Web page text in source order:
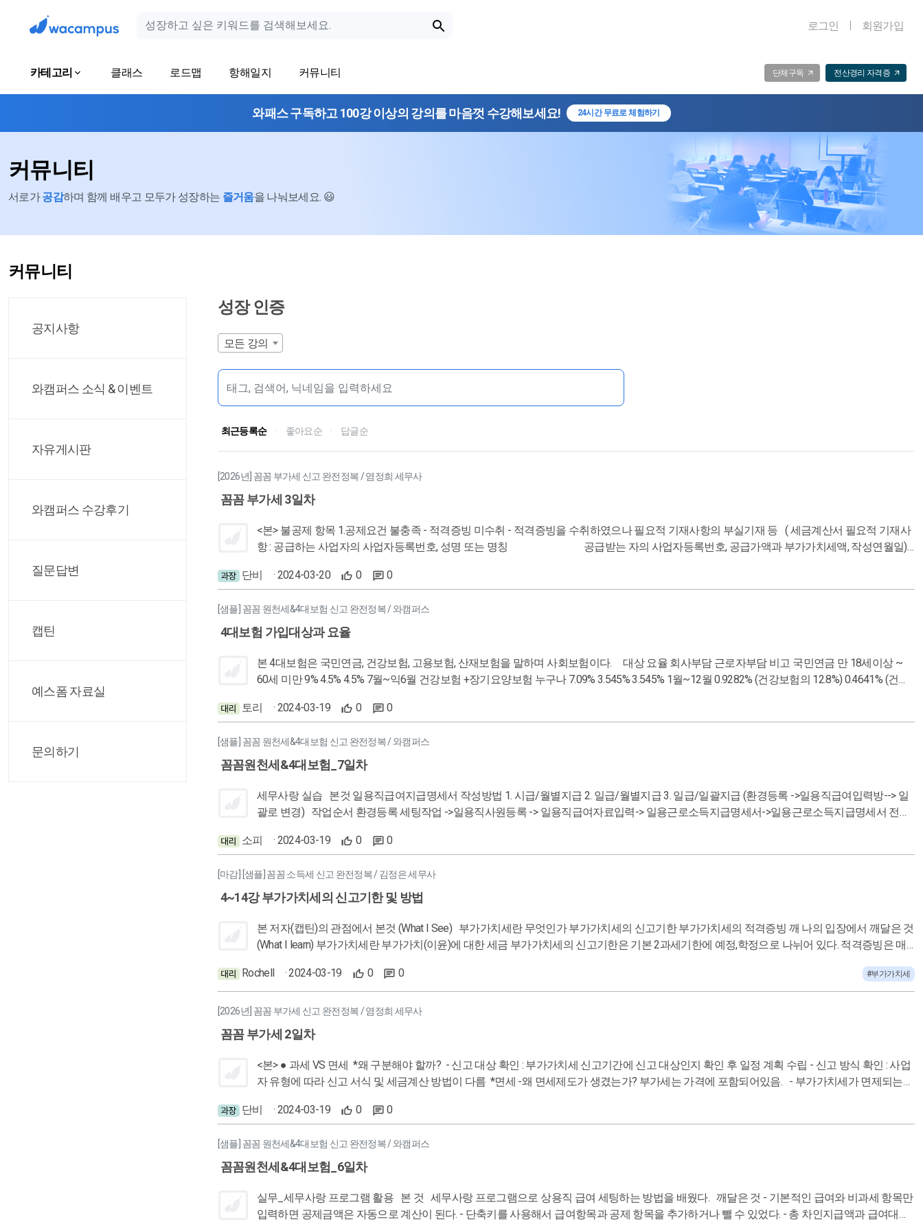
로그인 회원가입
카테고리 클래스 로드맵 항해일지 커뮤니티 단체구독 전산경리 자격증
와패스 구독하고 100강 이상의 강의를 마음껏 수강해보세요! 24시간 무료로 체험하기
커뮤니티
서로가공감하며 함께 배우고 모두가 성장하는 즐거움을 나눠보세요. 😃
커뮤니티
공지사항
와캠퍼스 소식 & 이벤트
자유게시판
와캠퍼스 수강후기
질문답변
캡틴
예스폼 자료실
문의하기
성장 인증
모든 강의
최근등록순 · 좋아요순 · 답글순
[2026년] 꼼꼼 부가세 신고 완전정복 / 염정희 세무사
꼼꼼 부가세 3일차
<본> 불공제 항목 1.공제요건 불충족 - 적격증빙 미수취 - 적격증빙을 수취하였으나 필요적 기재사항의 부실기재 등 ( 세금계산서 필요적 기재사
항 : 공급하는 사업자의 사업자등록번호, 성명 또는 명칭 공급받는 자의 사업자등록번호, 공급가액과 부가가치세액, 작성연월일)
차 : 배기량 2천CC초과 승용차 : 배기량 2천CC이하이면서 정원 8명 이하의 자동차 : 이륜자동차 총배기량 125CC 초과 : 전기 또는 수소 승용자동차
차임대업 운전학원업 등에 직접 영업하는건 공제 가능) - 접대비 및 이와 유사한 비용의 지출에 관련된 매입세액 - 토지에 관련된 매입세액 : 토지
자체가 면세이기때문에 토지와 관련된 부분도 모두 불공제 - 면세사업 등 관련된 매입세액 : 과세+면세 같이 하는 사업장. 겸업사업자에게 면세매
상대방 사업자 유형에 따른 불공제 : 간이과세자(4,800만원 미만) : 면세 : 해외 사업자 <깨,적> 공제받을 수 있는 자동차 기준 - 1000CC이하의 경
차, 1000CC이상이면서 9인상 이상의 자동차 125cc 이하의 이륜차 불공제 요건을 정확히 파악하고 구분할 줄 알아야 한다!
단비 · 2024-03-20 0 0
[샘플] 꼼꼼 원천세&4대보험 신고 완전정복 / 와캠퍼스
4대보험 가입대상과 요율
본 4대보험은 국민연금, 건강보험, 고용보험, 산재보험을 말하며 사회보험이다. 대상 요율 회사부담 근로자부담 비고 국민연금 만 18세이상 ~
60세 미만 9% 4.5% 4.5% 7월~익6월 건강보험 +장기요양보험 누구나 7.09% 3.545% 3.545% 1월~12월 0.9282% (건강보험의 12.8%) 0.4641% (건강
100% X 깨 4대보험은 모두 도입 취지가 달라서 각 공단에서 운영하는 지침과 기준 또한 다르다. 복잡한 것을 고객에게 쉽고 편하게 보이도록 만
매월 우편발송하면 사장님들께서 원하는 정보와 참고할 정보를 구분해서 습득할 수 있겠다.
토리 · 2024-03-19 0 0
[샘플] 꼼꼼 원천세&4대보험 신고 완전정복 / 와캠퍼스
꼼꼼원천세&4대보험_7일차
세무사랑 실습 본것 일용직급여지급명세서 작성방법 1. 시급/월별지급 2. 일급/월별지급 3. 일급/일괄지급 (환경등록 ->일용직급여입력방--> 일
괄로 변경) 작업순서 환경등록 세팅작업 ->일용직사원등록 -> 일용직급여자료입력-> 일용근로소득지급명세서->일용근로소득지급명세서 전자
는 소득세가 나올 수 있다는 것을 사전에 인지하고 있어야 겠다. 적용할것 실무에서는 급여대장과 프로그램의 금액이 일치하지 않는 경우도 생
한 번 확인 후 진행해야겠다.
소피 · 2024-03-19 0 0
[마감] [샘플] 꼼꼼 소득세 신고 완전정복 / 김정은 세무사
4~14강 부가가치세의 신고기한 및 방법
본 저자(캡틴)의 관점에서 본것 (What I See) 부가가치세란 무엇인가 부가가치세의 신고기한 부가가치세의 적격증빙 깨 나의 입장에서 깨달은 것
(What I learn) 부가가치세란 부가가치(이윤)에 대한 세금 부가가치세의 신고기한은 기본 2과세기한에 예정,학정으로 나뉘어 있다. 적격증빙은 매
기한에 각 과세기한 예정,학정으로 나뉘어있으므로 신고기한을 알아놔야한다. 적격증빙 외에 수취시 부가가치신고서에 반영이 안되므로 적격증
빙에 대해 인식하고 있어야 안내가 가능하다. 세금계산서의 이메일까지 넣어야 전송되는게 크므로 실무할때는 필요하다
Rochell · 2024-03-19 0 0 #부가가치세
[2026년] 꼼꼼 부가세 신고 완전정복 / 염정희 세무사
꼼꼼 부가세 2일차
<본> ● 과세 VS 면세 *왜 구분해야 할까? - 신고 대상 확인 : 부가가치세 신고기간에 신고 대상인지 확인 후 일정 계획 수립 - 신고 방식 확인 : 사업
자 유형에 따라 신고 서식 및 세금계산 방법이 다름 *면세 -왜 면세제도가 생겼는가? 부가세는 가격에 포함되어있음. - 부가가치세가 면제되는
물, 연탄, 의료영역 등 2. 정책적 목적 : 소비 활성화를 위해 / 예술창작품, 예술행사, 문화행사 3. 원자재 해당 : 부가가치를 창출하는데 쓰이는거지
구분. *과세 : 일반과세 vs 간이과세 -간이과세 : 직전연도의 공급대가(=공급가액+부가세) 합계액이 8,000만원에 미달하는 사업자로, 간편한 절차
로 부가가치세를 신고 납부하는 개인사업자 그 외 업종, 규모, 지역요건이 있음 . 최종 소비자에게 제공되는 재화 용역. ( 소매업자 O , 도매업자 X )
다음해 6월 30일까지. 매출액*업종별부가율*10% - 세금계산서 등을 발급받은 금액의 0.5% => 환급이 없음! <깨, 적> 초기투자금에 따라 일반과세
자가 유리할지 간이과세자가 유리할지 나뉠 수 있기때문에 무조건 간이과세자를 추천해주는 것은 옳지 않음! 초기투자금이 크지만 실 연매출이
단비 · 2024-03-19 0 0
[샘플] 꼼꼼 원천세&4대보험 신고 완전정복 / 와캠퍼스
꼼꼼원천세&4대보험_6일차
실무_세무사랑 프로그램 활용 본 것 세무사랑 프로그램으로 상용직 급여 세팅하는 방법을 배웠다. 깨달은 것 - 기본적인 급여와 비과세 항목만
입력하면 공제금액은 자동으로 계산이 된다. - 단축키를 사용해서 급여항목과 공제 항목을 추가하거나 뺄 수 있었다. - 총 차인지급액과 급여대장